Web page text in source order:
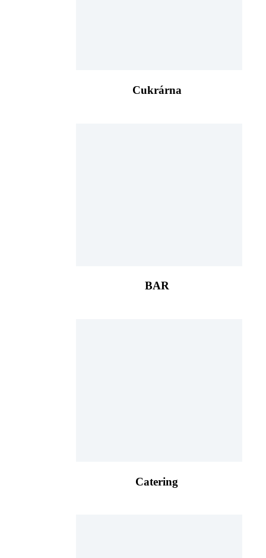
Cukrárna
BAR
Catering